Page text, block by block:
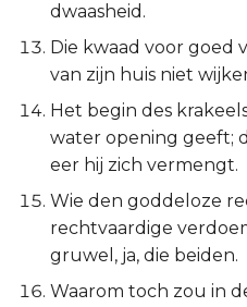
Spreuken 17:20
Spreuken 17:21
Spreuken 17:22
Spreuken 17:23
Spreuken 17:25
Jakobus
1 Petrus
2 Petrus
1 Johannes
2 Johannes
dwaasheid.
Die kwaad voor goed
van zijn huis niet
Het begin des
water opening geeft;
eer hij zich vermengt.
Wie den goddeloze
rechtvaardige
gruwel, ja, die beiden.
Waarom toch zou in